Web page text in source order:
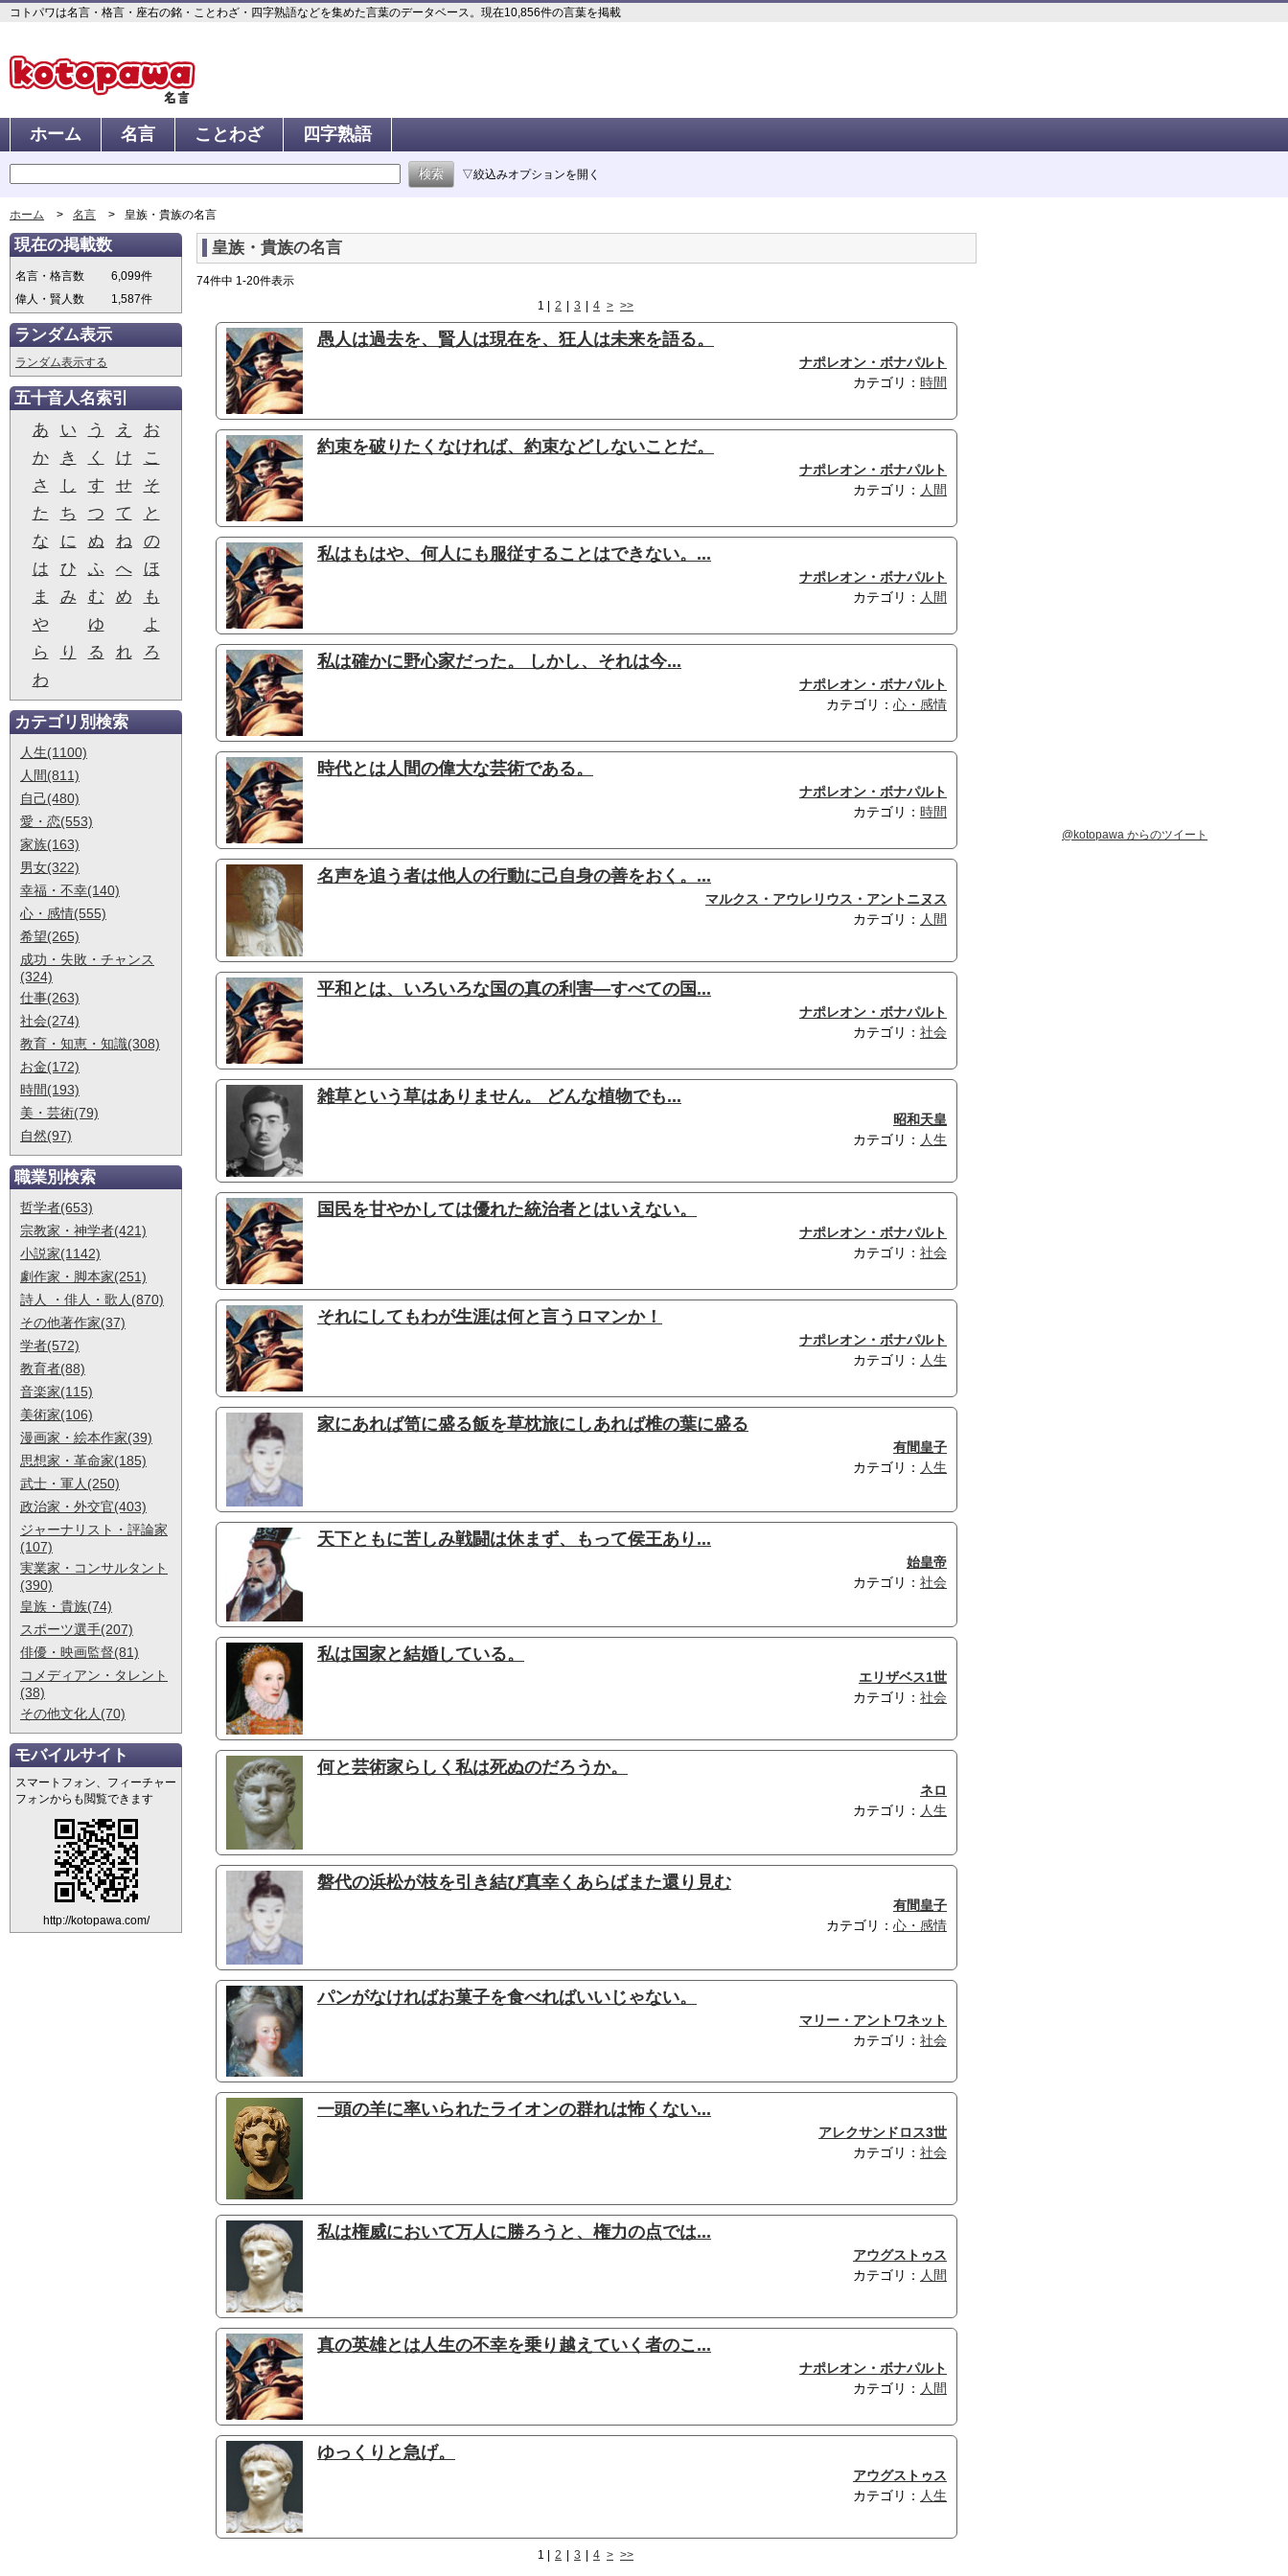
コトパワは名言・格言・座右の銘・ことわざ・四字熟語などを集めた言葉のデータベース。現在10,856件の言葉を掲載
ホーム 名言 ことわざ 四字熟語
▽絞込みオプションを開く
ホーム 名言 皇族・貴族の名言
皇族・貴族の名言
74件中 1-20件表示
1
2 3 4 > >>
愚人は過去を、賢人は現在を、狂人は未来を語る。
ナポレオン・ボナパルト
カテゴリ： 時間
約束を破りたくなければ、約束などしないことだ。
ナポレオン・ボナパルト
カテゴリ： 人間
私はもはや、何人にも服従することはできない。...
ナポレオン・ボナパルト
カテゴリ： 人間
私は確かに野心家だった。 しかし、それは今...
ナポレオン・ボナパルト
カテゴリ： 心・感情
時代とは人間の偉大な芸術である。
ナポレオン・ボナパルト
カテゴリ： 時間
名声を追う者は他人の行動に己自身の善をおく。...
マルクス・アウレリウス・アントニヌス
カテゴリ： 人間
平和とは、いろいろな国の真の利害―すべての国...
ナポレオン・ボナパルト
カテゴリ： 社会
雑草という草はありません。 どんな植物でも...
昭和天皇
カテゴリ： 人生
国民を甘やかしては優れた統治者とはいえない。
ナポレオン・ボナパルト
カテゴリ： 社会
それにしてもわが生涯は何と言うロマンか！
ナポレオン・ボナパルト
カテゴリ： 人生
家にあれば笥に盛る飯を草枕旅にしあれば椎の葉に盛る
有間皇子
カテゴリ： 人生
天下ともに苦しみ戦闘は休まず、もって侯王あり...
始皇帝
カテゴリ： 社会
私は国家と結婚している。
エリザベス1世
カテゴリ： 社会
何と芸術家らしく私は死ぬのだろうか。
ネロ
カテゴリ： 人生
磐代の浜松が枝を引き結び真幸くあらばまた還り見む
有間皇子
カテゴリ： 心・感情
パンがなければお菓子を食べればいいじゃない。
マリー・アントワネット
カテゴリ： 社会
一頭の羊に率いられたライオンの群れは怖くない...
アレクサンドロス3世
カテゴリ： 社会
私は権威において万人に勝ろうと、権力の点では...
アウグストゥス
カテゴリ： 人間
真の英雄とは人生の不幸を乗り越えていく者のこ...
ナポレオン・ボナパルト
カテゴリ： 人間
ゆっくりと急げ。
アウグストゥス
カテゴリ： 人生
1 2 3 4 > >>
現在の掲載数
名言・格言数
6,099件
偉人・賢人数
1,587件
ランダム表示
ランダム表示する
五十音人名索引
あ
い う え
お
か
き く け
こ
さ
し す せ
そ
た
ち つ て
と
な
に ぬ ね
の
は
ひ ふ へ
ほ
ま
み む め
も
や
ゆ
よ
ら
り る れ
ろ
わ
カテゴリ別検索
人生(1100)
人間(811)
自己(480)
愛・恋(553)
家族(163)
男女(322)
幸福・不幸(140)
心・感情(555)
希望(265)
成功・失敗・チャンス
(324)
仕事(263)
社会(274)
教育・知恵・知識(308)
お金(172)
時間(193)
美・芸術(79)
自然(97)
職業別検索
哲学者(653)
宗教家・神学者(421)
小説家(1142)
劇作家・脚本家(251)
詩人 ・俳人・歌人(870)
その他著作家(37)
学者(572)
教育者(88)
音楽家(115)
美術家(106)
漫画家・絵本作家(39)
思想家・革命家(185)
武士・軍人(250)
政治家・外交官(403)
ジャーナリスト・評論家
(107)
実業家・コンサルタント
(390)
皇族・貴族(74)
スポーツ選手(207)
俳優・映画監督(81)
コメディアン・タレント
(38)
その他文化人(70)
モバイルサイト
スマートフォン、フィーチャー
フォンからも閲覧できます
http://kotopawa.com/
@kotopawa からのツイート